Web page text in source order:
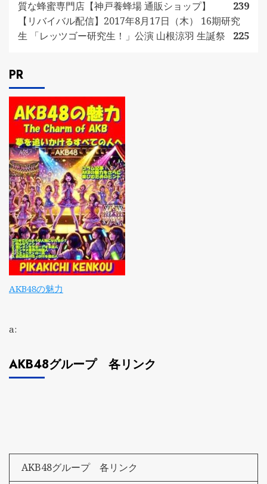
質な蜂蜜専門店【神戸養蜂場 通販ショップ】
239
【リバイバル配信】2017年8月17日（木） 16期研究
生 「レッツゴー研究生！」公演 山根涼羽 生誕祭
225
PR
AKB48の魅力
a:
AKB48グループ 各リンク
AKB48グループ 各リンク